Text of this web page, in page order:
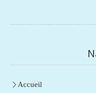
Accueil